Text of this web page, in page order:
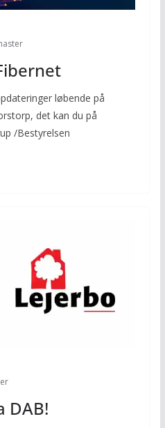
løbende på
det kan du på
/Bestyrelsen
DAB!